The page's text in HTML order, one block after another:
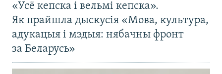
«Усё кепска і вельмі кепска».
Як прайшла дыскусія «Мова, культура,
адукацыя і мэдыя: нябачны фронт
за Беларусь»